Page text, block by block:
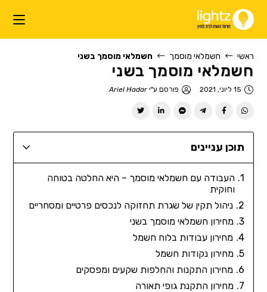
ראשי חשמלאי מוסמך חשמלאי מוסמך בשני
חשמלאי מוסמך בשני
15 ליוני, 2021 פורסם ע"יAriel Hadar
תוכן עניינים
העבודה עם חשמלאי מוסמך – היא החלטה בטוחה
וחוקית
ניהול תקין של שגרת תחזוקה לנכסים פרטיים ומסחריים
מחירון חשמלאי מוסמך בשני
מחירון עבודות בלוח חשמל
מחירון נקודות חשמל
מחירון התקנות והחלפות שקעים ומפסקים
מחירון התקנת גופי תאורה